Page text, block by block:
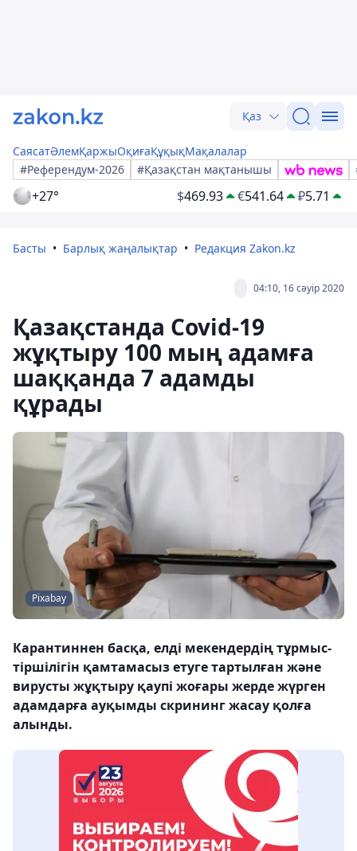
Қаз
СаясатӘлемҚаржыОқиғаҚұқықМақалалар
#Референдум-2026
#Қазақстан мақтанышы
+27° $469.93 €541.64 ₽5.71
Басты Барлық жаңалықтар Редакция Zakon.kz
04:10, 16 сәуір 2020
Қазақстанда Covid-19
жұқтыру 100 мың адамға
шаққанда 7 адамды
құрады
Pixabay
Карантиннен басқа, елді мекендердің тұрмыс-
тіршілігін қамтамасыз етуге тартылған және
вирусты жұқтыру қаупі жоғары жерде жүрген
адамдарға ауқымды скрининг жасау қолға
алынды.